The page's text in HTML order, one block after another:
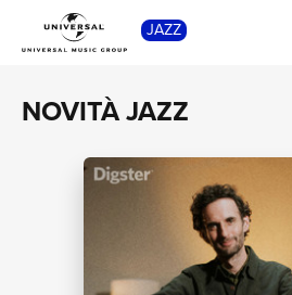
JAZZ
NOVITÀ JAZZ